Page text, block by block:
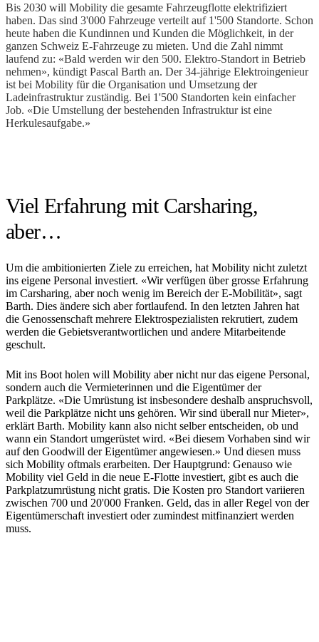
Bis 2030 will Mobility die gesamte Fahrzeugflotte elektrifiziert
haben. Das sind 3'000 Fahrzeuge verteilt auf 1'500 Standorte. Schon
heute haben die Kundinnen und Kunden die Möglichkeit, in der
ganzen Schweiz E-Fahrzeuge zu mieten. Und die Zahl nimmt
laufend zu: «Bald werden wir den 500. Elektro-Standort in Betrieb
nehmen», kündigt Pascal Barth an. Der 34-jährige Elektroingenieur
ist bei Mobility für die Organisation und Umsetzung der
Ladeinfrastruktur zuständig. Bei 1'500 Standorten kein einfacher
Job. «Die Umstellung der bestehenden Infrastruktur ist eine
Herkulesaufgabe.»
Viel Erfahrung mit Carsharing,
aber…
Um die ambitionierten Ziele zu erreichen, hat Mobility nicht zuletzt
ins eigene Personal investiert. «Wir verfügen über grosse Erfahrung
im Carsharing, aber noch wenig im Bereich der E-Mobilität», sagt
Barth. Dies ändere sich aber fortlaufend. In den letzten Jahren hat
die Genossenschaft mehrere Elektrospezialisten rekrutiert, zudem
werden die Gebietsverantwortlichen und andere Mitarbeitende
geschult.
Mit ins Boot holen will Mobility aber nicht nur das eigene Personal,
sondern auch die Vermieterinnen und die Eigentümer der
Parkplätze. «Die Umrüstung ist insbesondere deshalb anspruchsvoll,
weil die Parkplätze nicht uns gehören. Wir sind überall nur Mieter»,
erklärt Barth. Mobility kann also nicht selber entscheiden, ob und
wann ein Standort umgerüstet wird. «Bei diesem Vorhaben sind wir
auf den Goodwill der Eigentümer angewiesen.» Und diesen muss
sich Mobility oftmals erarbeiten. Der Hauptgrund: Genauso wie
Mobility viel Geld in die neue E-Flotte investiert, gibt es auch die
Parkplatzumrüstung nicht gratis. Die Kosten pro Standort variieren
zwischen 700 und 20'000 Franken. Geld, das in aller Regel von der
Eigentümerschaft investiert oder zumindest mitfinanziert werden
muss.